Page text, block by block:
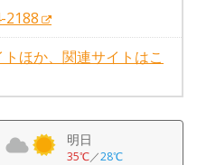
2188
ほか、関連サイトはこ
明日
35℃／28℃